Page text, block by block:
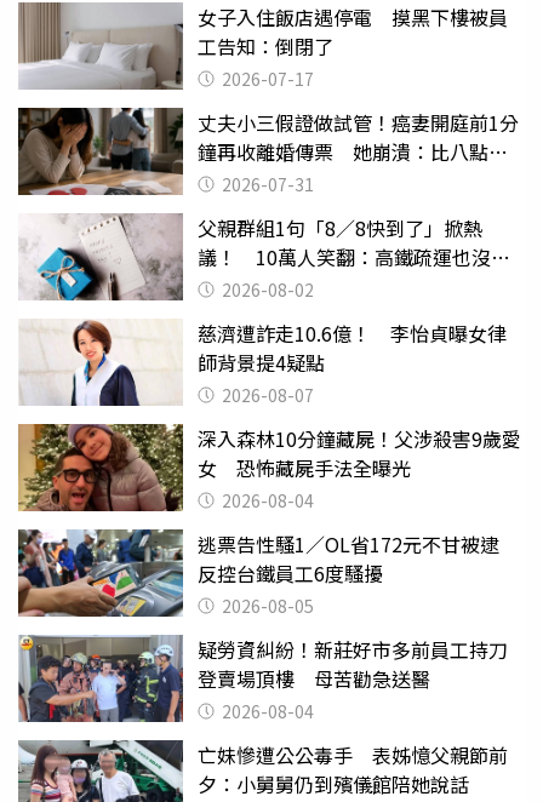
女子入住飯店遇停電 摸黑下樓被員
工告知：倒閉了
2026-07-17
丈夫小三假證做試管！癌妻開庭前1分
鐘再收離婚傳票 她崩潰：比八點檔
還扯2026-07-31
父親群組1句「8／8快到了」掀熱
議！ 10萬人笑翻：高鐵疏運也沒列
父親節
2026-08-02
慈濟遭詐走10.6億！ 李怡貞曝女律
師背景提4疑點
2026-08-07
深入森林10分鐘藏屍！父涉殺害9歲愛
女 恐怖藏屍手法全曝光
2026-08-04
逃票告性騷1／OL省172元不甘被逮
反控台鐵員工6度騷擾
2026-08-05
疑勞資糾紛！新莊好市多前員工持刀
登賣場頂樓 母苦勸急送醫
2026-08-04
亡妹慘遭公公毒手 表姊憶父親節前
夕：小舅舅仍到殯儀館陪她說話